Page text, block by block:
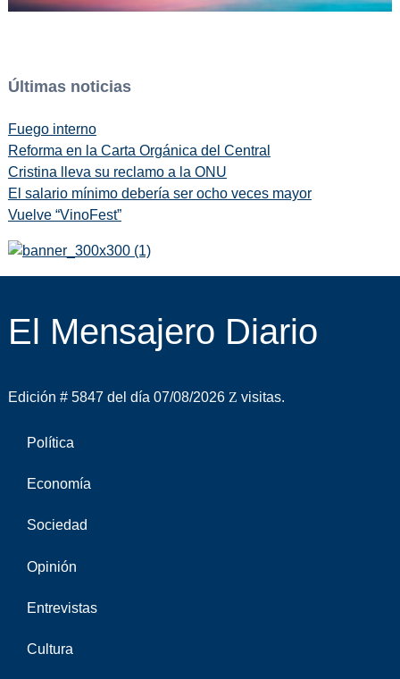
Últimas noticias
Fuego interno
Reforma en la Carta Orgánica del Central
Cristina lleva su reclamo a la ONU
El salario mínimo debería ser ocho veces mayor
Vuelve “VinoFest”
El Mensajero Diario
Edición # 5847 del día 07/08/2026 visitas.
Política
Economía
Sociedad
Opinión
Entrevistas
Cultura